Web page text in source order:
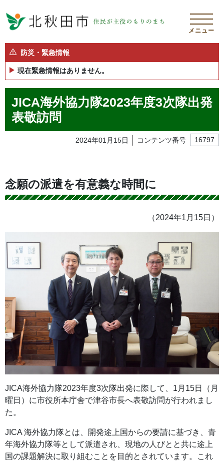
メニュー
防災・緊急情報
現在緊急情報はありません。
JICA海外協力隊2023年度3次隊出発
表敬訪問
2024年01月15日 コンテンツ番号 16797
念願の派遣を有意義な時間に
（2024年1月15日）
JICA海外協力隊2023年度3次隊出発に際して、1月15日（月
曜日）に市役所本庁舎で津谷市長へ表敬訪問が行われまし
た。
JICA 海外協力隊とは、開発途上国からの要請に基づき、青
年海外協力隊等として派遣され、現地の人びとと共に途上
国の課題解決に取り組むことを目的とされています。これ